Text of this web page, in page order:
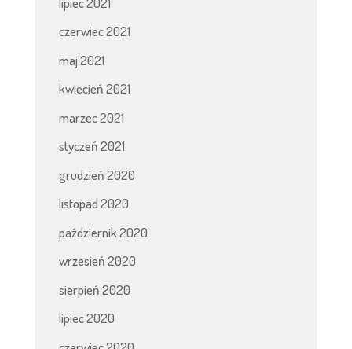
czerwiec 2021
maj 2021
kwiecień 2021
marzec 2021
styczeń 2021
grudzień 2020
listopad 2020
październik 2020
wrzesień 2020
sierpień 2020
lipiec 2020